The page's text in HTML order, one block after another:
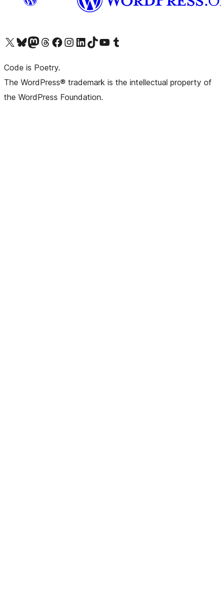
Visit our X (formerly Twitter) account
Visit our Bluesky account
Visit our Mastodon account
Visit our Threads account
Visit our Facebook pageVisit our Instagram account
Visit our LinkedIn account
Visit our TikTok account
Visit our YouTube channel
Visit our Tumblr account
Code is Poetry.
The WordPress® trademark is the intellectual property of
the WordPress Foundation.